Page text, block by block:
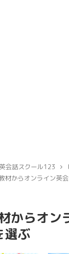
会話スクール123
材からオンライン英
からオン
選ぶ